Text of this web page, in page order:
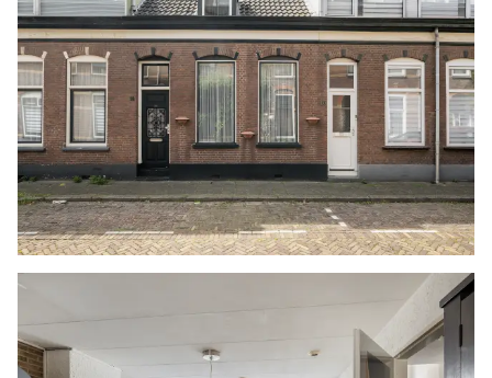
Na de trapopgang is er een bovenkomst op de
overloop. Deze heeft een speelse indeling,
waardoor er ruimte is voor bijvoorbeeld een
werkplek. In de schuine kap is een dakraam
geplaatst en de kleine dakkapel zorgt voor extra
hoogte. De wanden zijn afgewerkt met
spachtelputz en op de vloer liggen tapijttegels.
Vanaf de overloop is er verder toegang tot de
slaapkamer en de badkamer.
De slaapkamer is gelegen aan de achterzijde en
is voorzien van parket, een verlaagd plafond met